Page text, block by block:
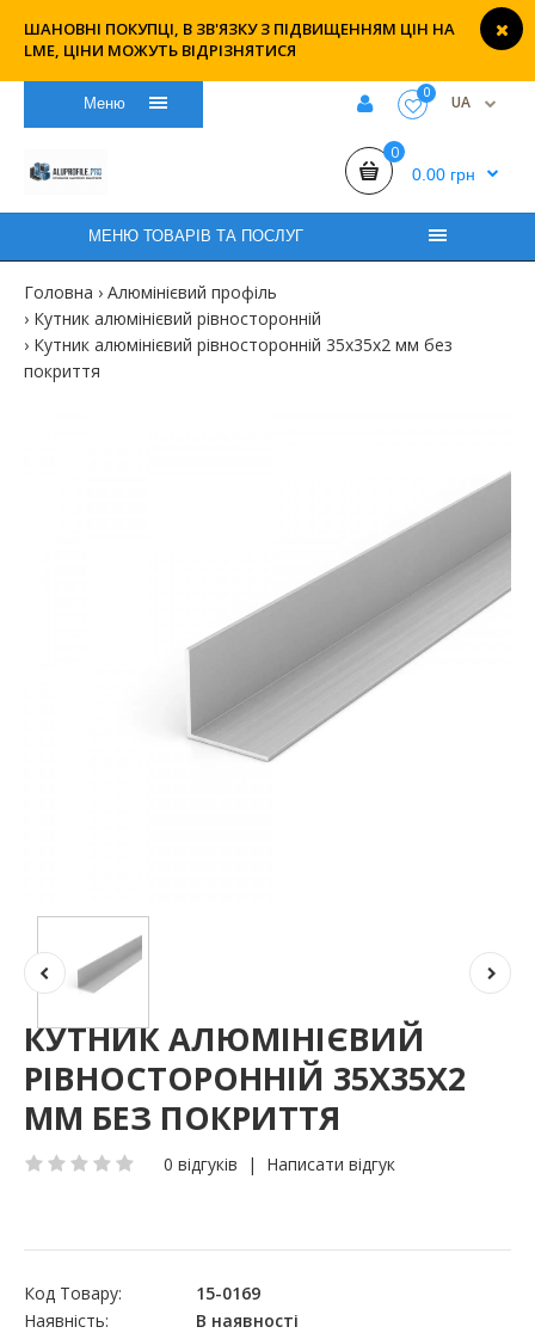
ШАНОВНІ ПОКУПЦІ, В ЗВ'ЯЗКУ З ПІДВИЩЕННЯМ ЦІН НА
LME, ЦІНИ МОЖУТЬ ВІДРІЗНЯТИСЯ
Меню
0 UA
0
0.00 грн
МЕНЮ ТОВАРІВ ТА ПОСЛУГ
Головна
Алюмінієвий профіль
Кутник алюмінієвий рівносторонній
Кутник алюмінієвий рівносторонній 35х35х2 мм без
покриття
КУТНИК АЛЮМІНІЄВИЙ
РІВНОСТОРОННІЙ 35Х35Х2
ММ БЕЗ ПОКРИТТЯ
0 відгуків | Написати відгук
Код Товару:
15-0169
Наявність:
В наявності